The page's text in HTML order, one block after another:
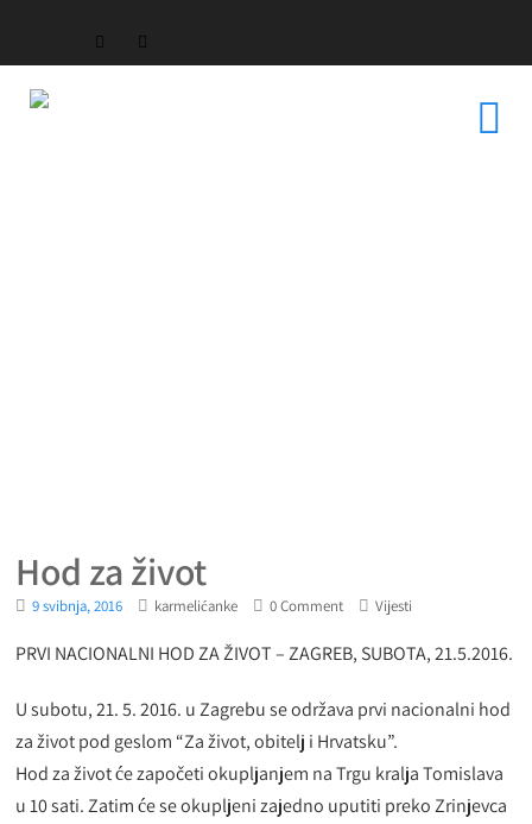
Hod za život
9 svibnja, 2016 karmelićanke 0 Comment Vijesti
PRVI NACIONALNI HOD ZA ŽIVOT – ZAGREB, SUBOTA, 21.5.2016.
U subotu, 21. 5. 2016. u Zagrebu se održava prvi nacionalni hod
za život pod geslom “Za život, obitelj i Hrvatsku”.
Hod za život će započeti okupljanjem na Trgu kralja Tomislava
u 10 sati. Zatim će se okupljeni zajedno uputiti preko Zrinjevca